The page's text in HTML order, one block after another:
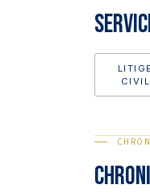
LITIGE
CIVIL